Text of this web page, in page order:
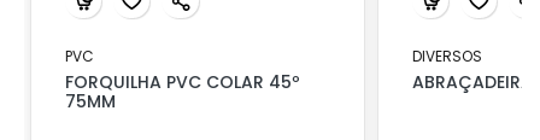
PVC
FORQUILHA PVC COLAR 45º
75MM
DIVERSOS
ABRAÇADEIRA